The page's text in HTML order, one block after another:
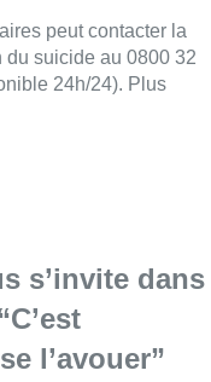
peut contacter la
du suicide au 0800 32
24h/24). Plus
s’invite dans
l’avouer”